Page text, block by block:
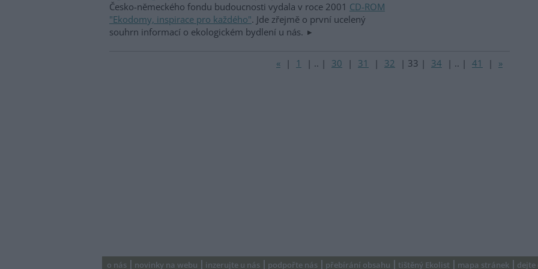
Česko-německého fondu budoucnosti vydala v roce 2001 CD-ROM
"Ekodomy, inspirace pro každého". Jde zřejmě o první ucelený
souhrn informací o ekologickém bydlení u nás.
« | 1 | .. | 30 | 31 | 32 | 33 | 34 | .. | 41 | »
o nás novinky na webu inzerujte u nás podpořte nás přebírání obsahu tištěný Ekolist mapa stránek dejte